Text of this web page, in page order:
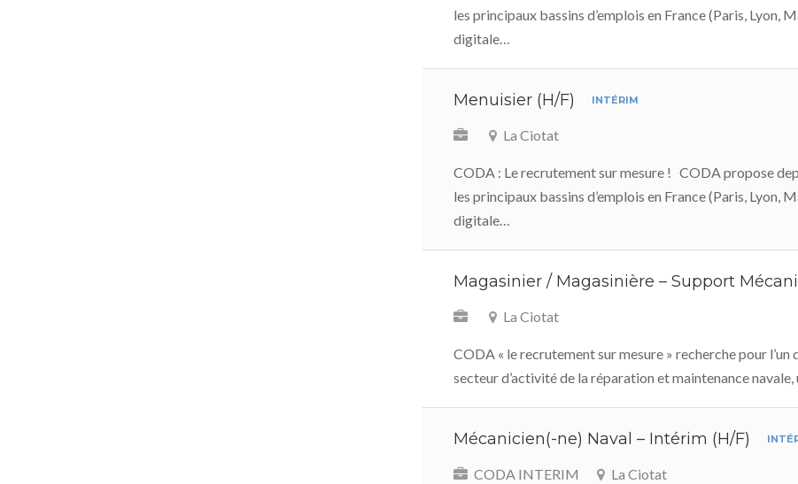
les principaux bassins d’emplois en France (Paris, Lyon,
digitale…
Menuisier (H/F) INTÉRIM
La Ciotat
CODA : Le recrutement sur mesure ! CODA propose
les principaux bassins d’emplois en France (Paris, Lyon,
digitale…
Magasinier / Magasinière – Support
La Ciotat
CODA « le recrutement sur mesure » recherche pour
secteur d’activité de la réparation et maintenance
Mécanicien(-ne) Naval – Intérim (H/F)
CODA INTERIM La Ciotat